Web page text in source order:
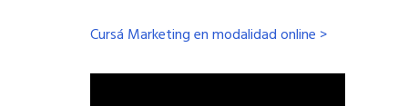
Cursá Marketing en modalidad online >